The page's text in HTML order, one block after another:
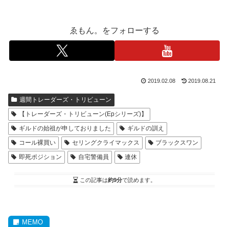
ゑもん。をフォローする
2019.02.08 2019.08.21
週間トレーダーズ・トリビューン
【トレーダーズ・トリビューン(Epシリーズ)】
ギルドの始祖が申しておりました
ギルドの訓え
コール裸買い
セリングクライマックス
ブラックスワン
即死ポジション
自宅警備員 連休
この記事は約9分で読めます。